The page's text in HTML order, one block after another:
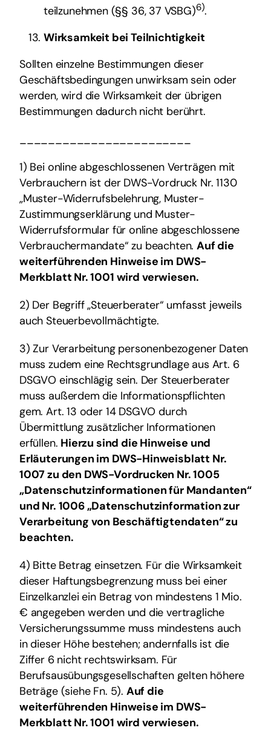
teilzunehmen (§§ 36, 37 VSBG)6).
Wirksamkeit bei Teilnichtigkeit
Sollten einzelne Bestimmungen dieser
Geschäftsbedingungen unwirksam sein oder
werden, wird die Wirksamkeit der übrigen
Bestimmungen dadurch nicht berührt.
1) Bei online abgeschlossenen Verträgen mit
Verbrauchern ist der DWS-Vordruck Nr. 1130
„Muster-Widerrufsbelehrung, Muster-
Zustimmungserklärung und Muster-
Widerrufsformular für online abgeschlossene
Verbrauchermandate“ zu beachten.Auf die
weiterführenden Hinweise im DWS-
Merkblatt Nr. 1001 wird verwiesen.
2) Der Begriff „Steuerberater“ umfasst jeweils
auch Steuerbevollmächtigte.
3) Zur Verarbeitung personenbezogener Daten
muss zudem eine Rechtsgrundlage aus Art. 6
DSGVO einschlägig sein. Der Steuerberater
muss außerdem die Informationspflichten
gem. Art. 13 oder 14 DSGVO durch
Übermittlung zusätzlicher Informationen
erfüllen. Hierzu sind die Hinweise und
Erläuterungen im DWS-Hinweisblatt Nr.
1007 zu den DWS-Vordrucken Nr. 1005
„Datenschutzinformationen für Mandanten“
und Nr. 1006 „Datenschutzinformation zur
Verarbeitung von Beschäftigtendaten“ zu
beachten.
4) Bitte Betrag einsetzen. Für die Wirksamkeit
dieser Haftungsbegrenzung muss bei einer
Einzelkanzlei ein Betrag von mindestens 1 Mio.
€ angegeben werden und die vertragliche
Versicherungssumme muss mindestens auch
in dieser Höhe bestehen; andernfalls ist die
Ziffer 6 nicht rechtswirksam. Für
Berufsausübungsgesellschaften gelten höhere
Beträge (siehe Fn. 5). Auf die
weiterführenden Hinweise im DWS-
Merkblatt Nr. 1001 wird verwiesen.